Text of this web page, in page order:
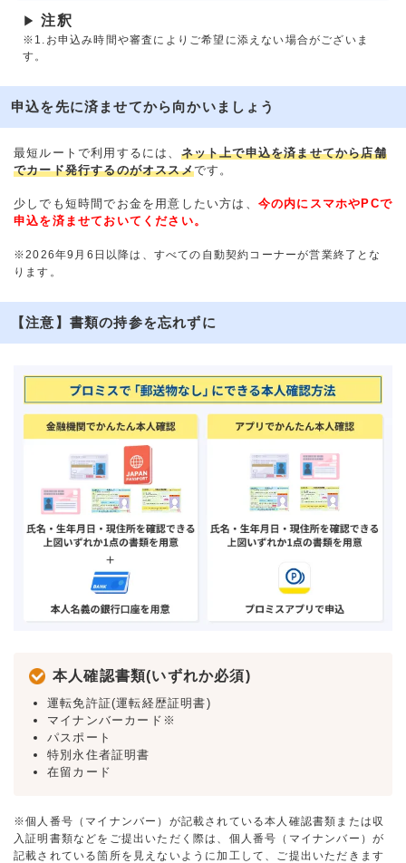
▶ 注釈
※1.お申込み時間や審査によりご希望に添えない場合がございま
す。
申込を先に済ませてから向かいましょう
最短ルートで利用するには、 ネット上で申込を済ませてから店舗
でカード発行するのがオススメです。
少しでも短時間でお金を用意したい方は、 今の内にスマホやPCで
申込を済ませておいてください。
※2026年9月6日以降は、すべての自動契約コーナーが営業終了とな
ります。
【注意】書類の持参を忘れずに
本人確認書類(いずれか必須)
運転免許証(運転経歴証明書)
マイナンバーカード※
パスポート
特別永住者証明書
在留カード
※個人番号（マイナンバー）が記載されている本人確認書類または収
入証明書類などをご提出いただく際は、個人番号（マイナンバー）が
記載されている箇所を見えないように加工して、ご提出いただきます